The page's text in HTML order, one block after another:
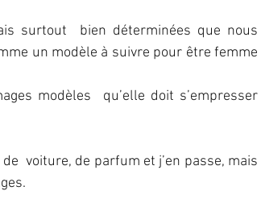
surtout  bien déterminées que nous
un modèle à suivre pour être femme
modèles  qu’elle doit s’empresser
voiture, de parfum et j’en passe, mais